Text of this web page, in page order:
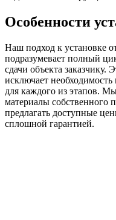
Особенности
Наш подход к установке
подразумевает полный
сдачи объекта заказчику.
исключает
для каждого из этапов.
материалы собственного
предлагать доступные
сплошной гарантией.